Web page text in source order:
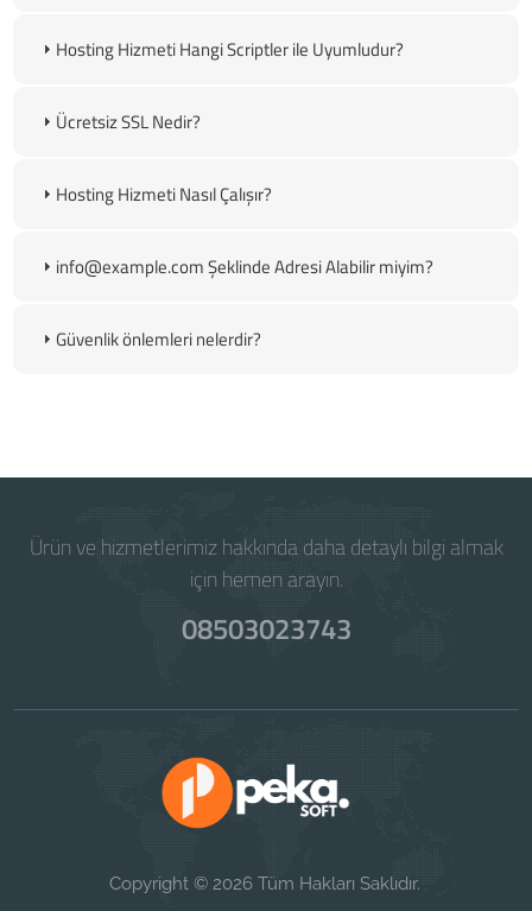
Hosting Hizmeti Hangi Scriptler ile Uyumludur?
Ücretsiz SSL Nedir?
Hosting Hizmeti Nasıl Çalışır?
info@example.com Şeklinde Adresi Alabilir miyim?
Güvenlik önlemleri nelerdir?
Ürün ve hizmetlerimiz hakkında daha detaylı bilgi almak
için hemen arayın.
08503023743
Copyright © 2026 Tüm Hakları Saklıdır.